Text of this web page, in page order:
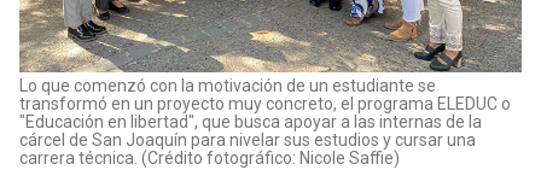
Lo que comenzó con la motivación de un estudiante se
transformó en un proyecto muy concreto, el programa ELEDUC o
"Educación en libertad", que busca apoyar a las internas de la
cárcel de San Joaquín para nivelar sus estudios y cursar una
carrera técnica. (Crédito fotográfico: Nicole Saffie)